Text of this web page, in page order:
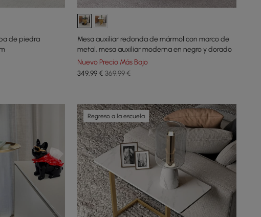
de piedra
Mesa auxiliar redonda de mármol con marco de
metal, mesa auxiliar moderna en negro y dorado
Nuevo Precio Más Bajo
349,99€ 369,99 €
Regreso a la escuela